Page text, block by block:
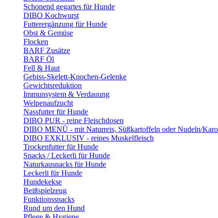
Schonend gegartes für Hunde
DIBO Kochwurst
Futterergänzung für Hunde
Obst & Gemüse
Flocken
BARF Zusätze
BARF Öl
Fell & Haut
Gebiss-Skelett-Knochen-Gelenke
Gewichtsreduktion
Immunsystem & Verdauung
Welpenaufzucht
Nassfutter für Hunde
DIBO PUR - reine Fleischdosen
DIBO MENÜ - mit Naturreis, Süßkartoffeln oder Nudeln/
DIBO EXKLUSIV - reines Muskelfleisch
Trockenfutter für Hunde
Snacks / Leckerli für Hunde
Naturkausnacks für Hunde
Leckerli für Hunde
Hundekekse
Beißspielzeug
Funktionssnacks
Rund um den Hund